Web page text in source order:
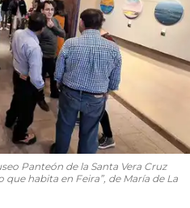
Panteón de la Santa Vera Cruz
habita en Feira”, de María de La